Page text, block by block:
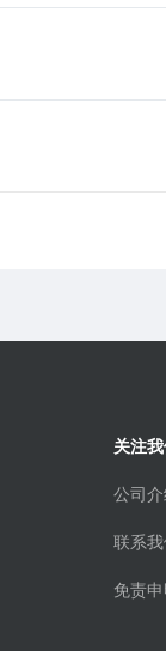
关注
公司
联系
免责